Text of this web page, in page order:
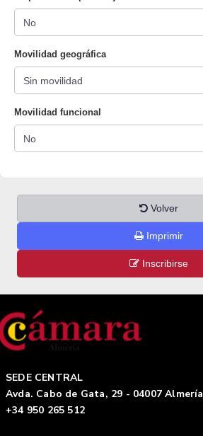
Movilidad geográfica
Movilidad funcional
Volver
Imprimir
Inscribirse
SEDE CENTRAL
Avda. Cabo de Gata, 29 - 04007 Almería
+34 950 265 512